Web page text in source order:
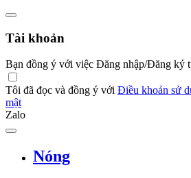
Tài khoản
Bạn đồng ý với việc Đăng nhập/Đăng ký
Tôi đã đọc và đồng ý với Điều khoản sử
mật
Zalo
Nóng